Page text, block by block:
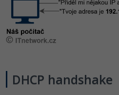
DHCP handshake